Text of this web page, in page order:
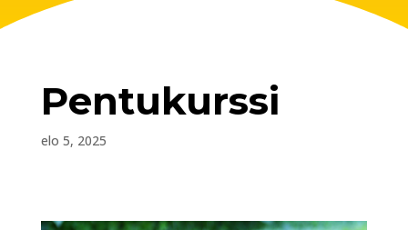
Pentukurssi
elo 5, 2025